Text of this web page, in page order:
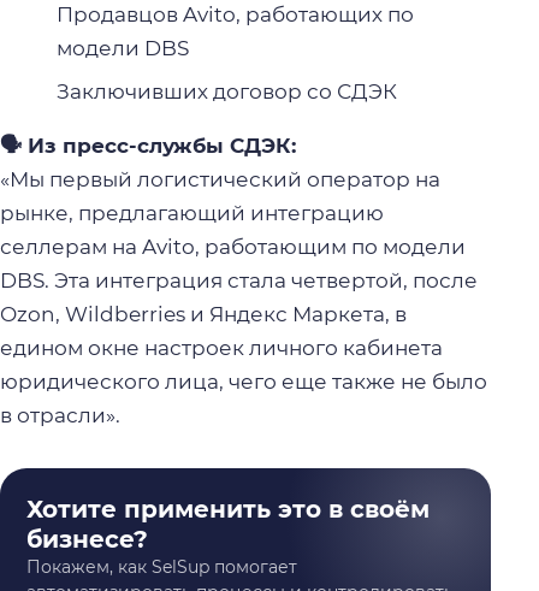
Продавцов Avito, работающих по
модели DBS
Заключивших договор со СДЭК
🗣️ Из пресс-службы СДЭК:
«Мы первый логистический оператор на
рынке, предлагающий интеграцию
селлерам на Avito, работающим по модели
DBS. Эта интеграция стала четвертой, после
Ozon, Wildberries и Яндекс Маркета, в
едином окне настроек личного кабинета
юридического лица, чего еще также не было
в отрасли».
Хотите применить это в своём
бизнесе?
Покажем, как SelSup помогает